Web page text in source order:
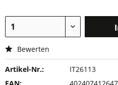
Bewerten
Artikel-Nr.:
IT26113